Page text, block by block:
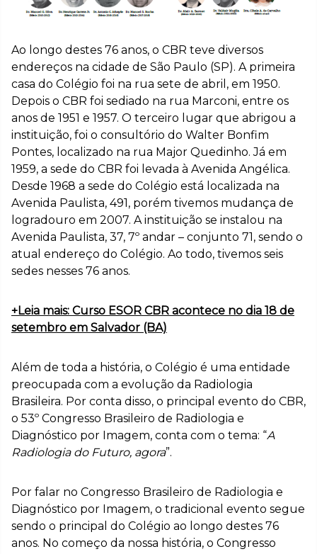
Ao longo destes 76 anos, o CBR teve diversos
endereços na cidade de São Paulo (SP). A primeira
casa do Colégio foi na rua sete de abril, em 1950.
Depois o CBR foi sediado na rua Marconi, entre os
anos de 1951 e 1957. O terceiro lugar que abrigou a
instituição, foi o consultório do Walter Bonfim
Pontes, localizado na rua Major Quedinho. Já em
1959, a sede do CBR foi levada à Avenida Angélica.
Desde 1968 a sede do Colégio está localizada na
Avenida Paulista, 491, porém tivemos mudança de
logradouro em 2007. A instituição se instalou na
Avenida Paulista, 37, 7º andar – conjunto 71, sendo o
atual endereço do Colégio. Ao todo, tivemos seis
sedes nesses 76 anos.
+Leia mais: Curso ESOR CBR acontece no dia 18 de
setembro em Salvador (BA)
Além de toda a história, o Colégio é uma entidade
preocupada com a evolução da Radiologia
Brasileira. Por conta disso, o principal evento do CBR,
o 53º Congresso Brasileiro de Radiologia e
Diagnóstico por Imagem, conta com o tema: “A
Radiologia do Futuro, agora”.
Por falar no Congresso Brasileiro de Radiologia e
Diagnóstico por Imagem, o tradicional evento segue
sendo o principal do Colégio ao longo destes 76
anos. No começo da nossa história, o Congresso